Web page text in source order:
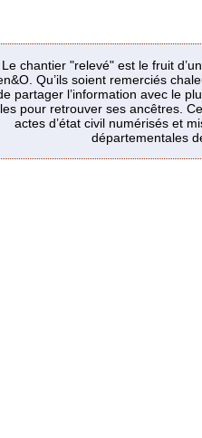
Le chantier "relevé" est le fruit
Qu’ils soient remerciés
partager l’information avec le
pour retrouver ses ancêtres.
actes d’état civil numérisés et
départementales